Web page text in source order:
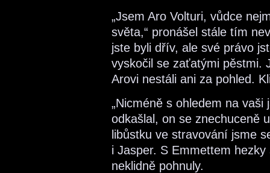
„Jsem Aro Volturi, vůdce
světa,“ pronášel stále tím
jste byli dřív, ale své právo
vyskočil se zaťatými pěstmi.
Arovi nestáli ani za pohled.
„Nicméně s ohledem na
odkašlal, on se znechuceně
libůstku ve stravování jsme
i Jasper. S Emmettem
neklidně pohnuly.